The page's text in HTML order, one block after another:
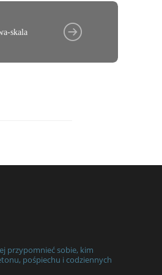
skala
przypomnieć sobie, kim
pośpiechu i codziennych